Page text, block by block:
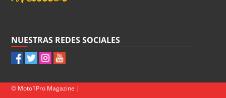
NUESTRAS REDES SOCIALES
© Moto1Pro Magazine |